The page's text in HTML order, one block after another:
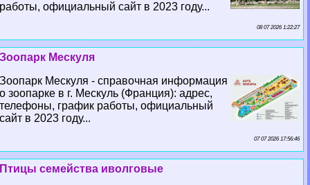
работы, официальный сайт в 2023 году...
08 07 2026 1:22:27
Зоопарк Мескуля
Зоопарк Мескуля - справочная информация
о зоопарке в г. Мескуль (Франция): адрес,
телефоны, график работы, официальный
сайт в 2023 году...
07 07 2026 17:56:46
Птицы семейства иволговые